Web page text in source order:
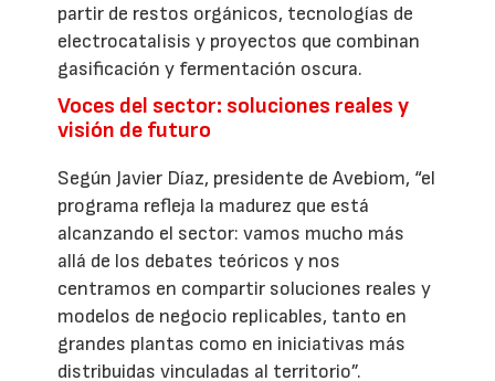
partir de restos orgánicos, tecnologías de
electrocatalisis y proyectos que combinan
gasificación y fermentación oscura.
Voces del sector: soluciones reales y
visión de futuro
Según Javier Díaz, presidente de Avebiom, “el
programa refleja la madurez que está
alcanzando el sector: vamos mucho más
allá de los debates teóricos y nos
centramos en compartir soluciones reales y
modelos de negocio replicables, tanto en
grandes plantas como en iniciativas más
distribuidas vinculadas al territorio”.